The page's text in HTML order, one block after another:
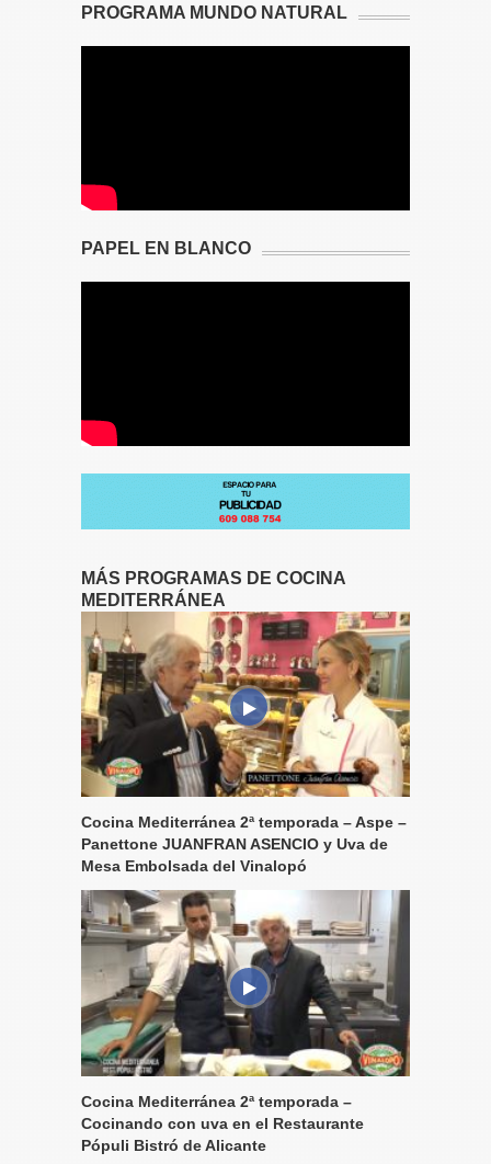
PROGRAMA MUNDO NATURAL
PAPEL EN BLANCO
MÁS PROGRAMAS DE COCINA
MEDITERRÁNEA
Cocina Mediterránea 2ª temporada – Aspe –
Panettone JUANFRAN ASENCIO y Uva de
Mesa Embolsada del Vinalopó
Cocina Mediterránea 2ª temporada –
Cocinando con uva en el Restaurante
Pópuli Bistró de Alicante